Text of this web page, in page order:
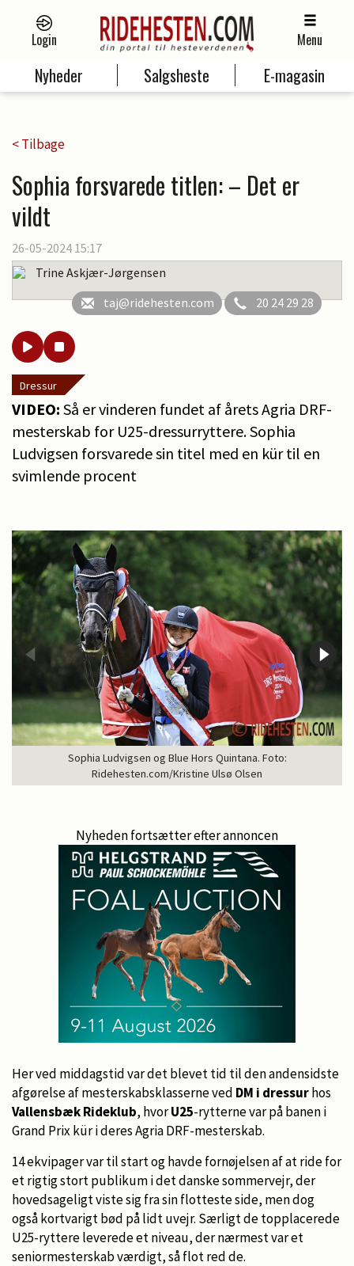
Login Menu
Nyheder Salgsheste E-magasin
< Tilbage
Sophia forsvarede titlen: – Det er
vildt
26-05-2024 15:17
Trine Askjær-Jørgensen
taj@ridehesten.com
20 24 29 28
Dressur
VIDEO: Så er vinderen fundet af årets Agria DRF-
mesterskab for U25-dressurryttere. Sophia
Ludvigsen forsvarede sin titel med en kür til en
svimlende procent
Sophia Ludvigsen og Blue Hors Quintana. Foto:
Ridehesten.com/Kristine Ulsø Olsen
Nyheden fortsætter efter annoncen
Her ved middagstid var det blevet tid til den andensidste
afgørelse af mesterskabsklasserne ved DM i dressurhos
Vallensbæk Rideklub, hvorU25-rytterne var på banen i
Grand Prix kür i deres Agria DRF-mesterskab.
14 ekvipager var til start og havde fornøjelsen af at ride for
et rigtig stort publikum i det danske sommervejr, der
hovedsageligt viste sig fra sin flotteste side, men dog
også kortvarigt bød på lidt uvejr. Særligt de topplacerede
U25-ryttere leverede et niveau, der nærmest var et
seniormesterskab værdigt, så flot red de.